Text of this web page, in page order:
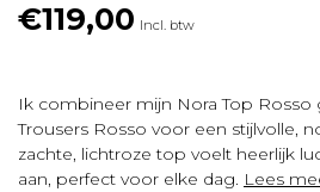
€119,00 Incl. btw
Ik combineer mijn Nora Top Rosso
Trousers Rosso voor een stijlvolle,
zachte, lichtroze top voelt heerlijk
aan, perfect voor elke dag. Lees